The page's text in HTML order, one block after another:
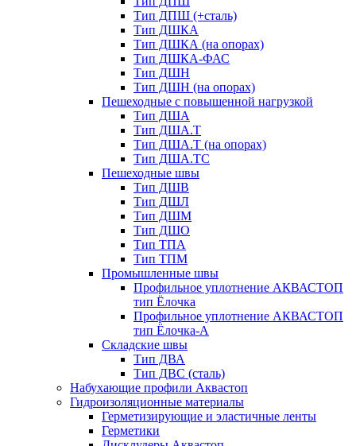
Тип ДПШ (+сталь)
Тип ДШКА
Тип ДШКА (на опорах)
Тип ДШКА-ФАС
Тип ДШН
Тип ДШН (на опорах)
Пешеходные с повышенной нагрузкой
Тип ДША
Тип ДША.Т
Тип ДША.Т (на опорах)
Тип ДША.ТС
Пешеходные швы
Тип ДШВ
Тип ДШЛ
Тип ДШМ
Тип ДШО
Тип ТПА
Тип ТПМ
Промышленные швы
Профильное уплотнение АКВАСТОП
тип Ёлочка
Профильное уплотнение АКВАСТОП
тип Ёлочка-А
Складские швы
Тип ДВА
Тип ДВС (сталь)
Набухающие профили Аквастоп
Гидроизоляционные материалы
Герметизирующие и эластичные ленты
Герметики